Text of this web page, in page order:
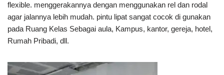
flexible. menggerakannya dengan menggunakan rel dan rodal
agar jalannya lebih mudah. pintu lipat sangat cocok di gunakan
pada Ruang Kelas Sebagai aula, Kampus, kantor, gereja, hotel,
Rumah Pribadi, dll.